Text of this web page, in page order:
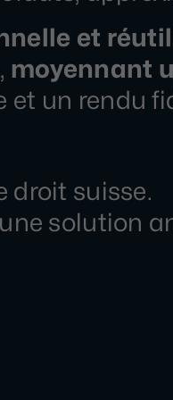
et
moyennant
un rendu
droit suisse.
solution